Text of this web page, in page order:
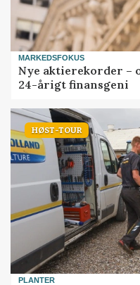
MARKEDSFOKUS
Nye aktierekorder –
24-årigt finansgeni
HØST-TOUR
PLANTER